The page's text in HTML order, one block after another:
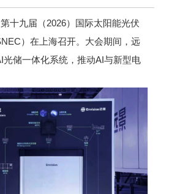
十九届（2026）国际太阳能光伏
）在上海召开。大会期间，远
光储一体化系统，推动AI与新型电